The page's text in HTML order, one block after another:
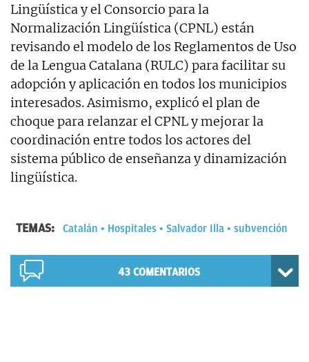
Lingüística y el Consorcio para la
Normalización Lingüística (CPNL) están
revisando el modelo de los Reglamentos de Uso
de la Lengua Catalana (RULC) para facilitar su
adopción y aplicación en todos los municipios
interesados. Asimismo, explicó el plan de
choque para relanzar el CPNL y mejorar la
coordinación entre todos los actores del
sistema público de enseñanza y dinamización
lingüística.
TEMAS: Catalán Hospitales Salvador Illa subvención
43 COMENTARIOS